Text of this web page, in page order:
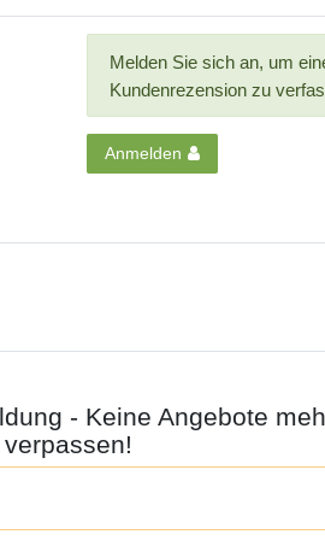
Melden Sie sich an, um
Kundenrezension zu
Anmelden
- Keine Angebote
verpassen!